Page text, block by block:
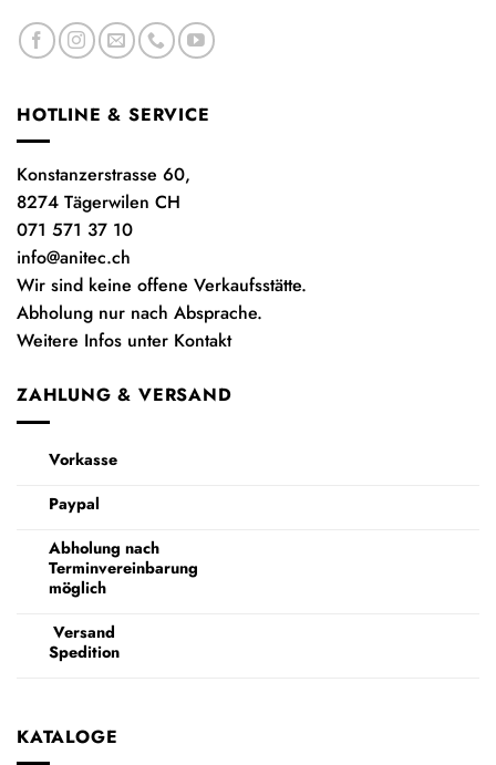
HOTLINE & SERVICE
Konstanzerstrasse 60,
8274 Tägerwilen CH
071 571 37 10
info@anitec.ch
Wir sind keine offene Verkaufsstätte.
Abholung nur nach Absprache.
Weitere Infos unter Kontakt
ZAHLUNG & VERSAND
Vorkasse
Paypal
Abholung nach
Terminvereinbarung
möglich
Versand
Spedition
KATALOGE